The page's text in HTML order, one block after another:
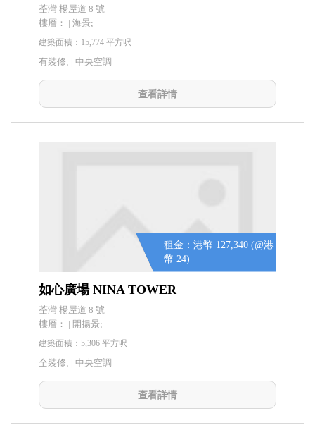
荃灣 楊屋道 8 號
樓層： | 海景;
建築面積：15,774 平方呎
有裝修; | 中央空調
查看詳情
租金：港幣 127,340 (@港
幣 24)
如心廣場 NINA TOWER
荃灣 楊屋道 8 號
樓層： | 開揚景;
建築面積：5,306 平方呎
全裝修; | 中央空調
查看詳情